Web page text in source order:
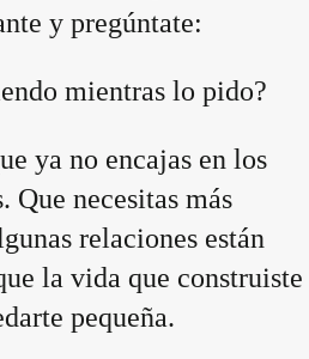
y pregúntate:
mientras lo pido?
ya no encajas en los
Que necesitas más
relaciones están
la vida que construiste
pequeña.